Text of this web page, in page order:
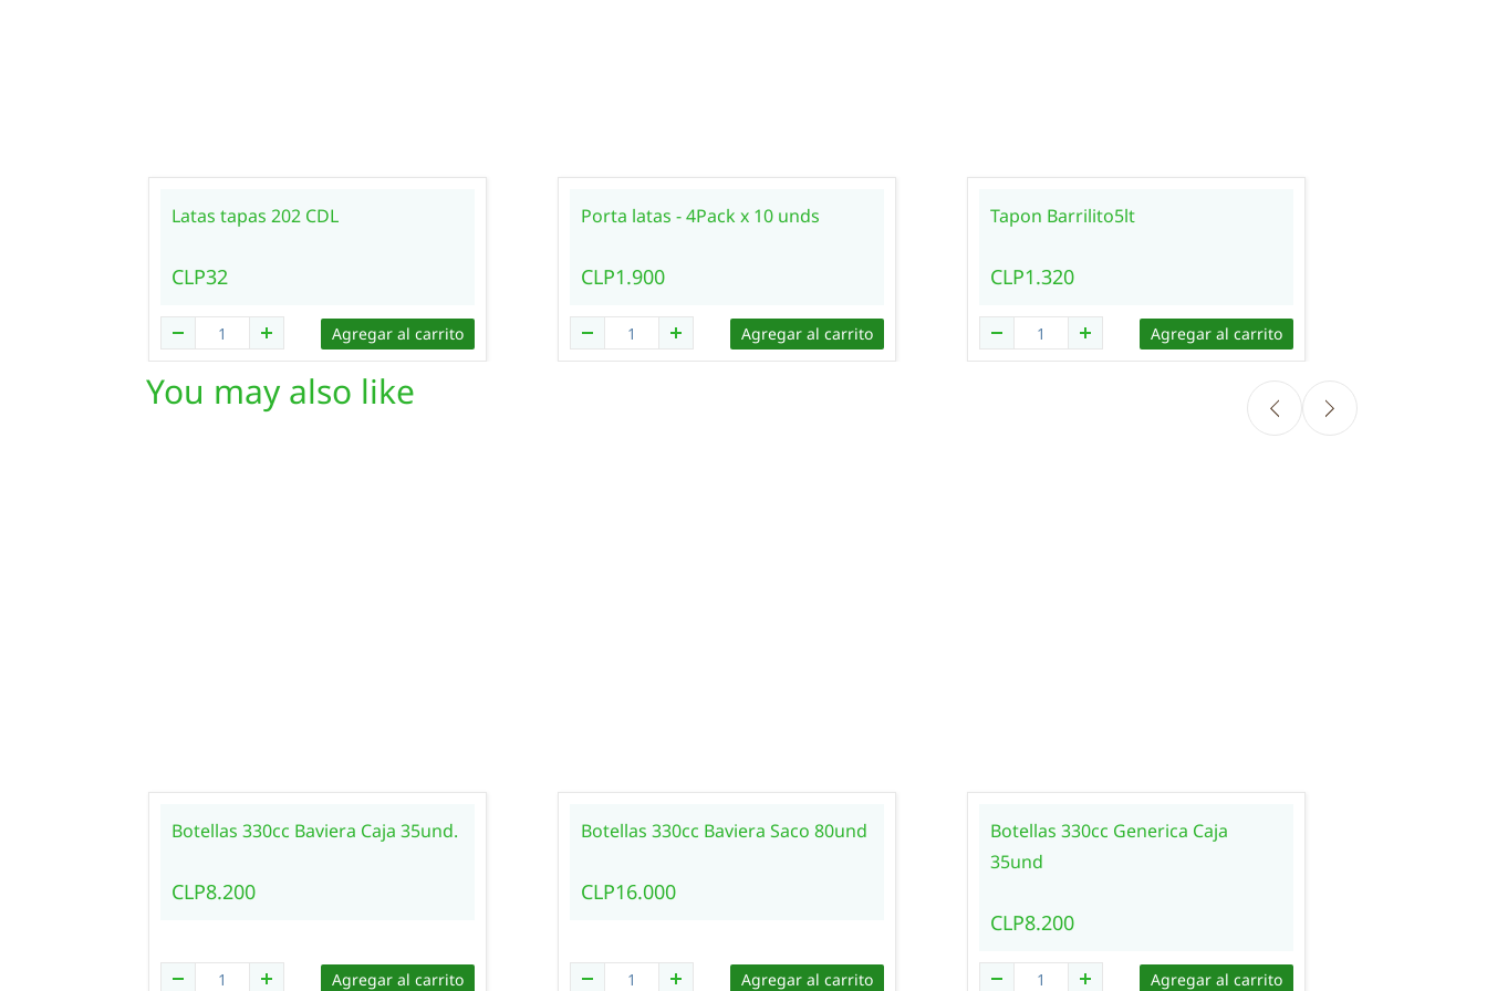
Latas tapas 202 CDL
CLP32
Agregar al carrito
Porta latas - 4Pack x 10 unds
CLP1.900
Agregar al carrito
Tapon Barrilito5lt
CLP1.320
Agregar al carrito
You may also like
Botellas 330cc Baviera Caja 35und.
CLP8.200
Agregar al carrito
Botellas 330cc Baviera Saco 80und
CLP16.000
Agregar al carrito
Botellas 330cc Generica Caja
35und
CLP8.200
Agregar al carrito